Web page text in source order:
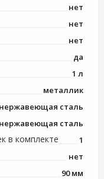
нет
нет
нет
да
1 л
металлик
нержавеющая сталь
нержавеющая сталь
в комплекте 1
нет
90 мм